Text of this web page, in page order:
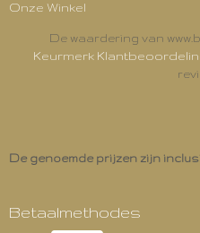
Onze Winkel
De waardering van
Keurmerk
De genoemde prijzen zijn
Betaalmethodes